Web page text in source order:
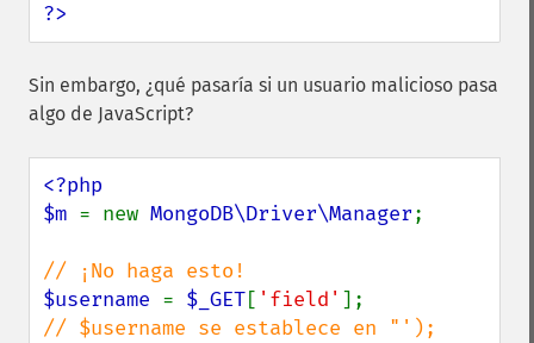
?>
Sin embargo, ¿qué pasaría si un usuario malicioso pasa
algo de JavaScript?
<?php
$m = new MongoDB\Driver\Manager;
$username = $_GET[ 'field'
// $username se establece en "');